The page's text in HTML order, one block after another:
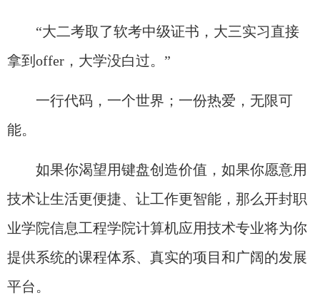
“大二考取了软考中级证书，大三实习直接
拿到offer，大学没白过。”
一行代码，一个世界；一份热爱，无限可
能。​
如果你渴望用键盘创造价值，如果你愿意用
技术让生活更便捷、让工作更智能，那么开封职
业学院信息工程学院计算机应用技术专业将为你
提供系统的课程体系、真实的项目和广阔的发展
平台。